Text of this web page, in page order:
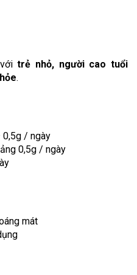
vớitrẻ nhỏ, người cao tuổi
.
0,5g / ngày
0,5g / ngày
mát